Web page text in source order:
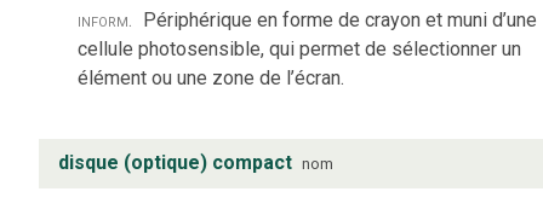
inform. Périphérique en forme de crayon et muni d’une
cellule photosensible, qui permet de sélectionner un
élément ou une zone de l’écran.
disque (optique) compact nom